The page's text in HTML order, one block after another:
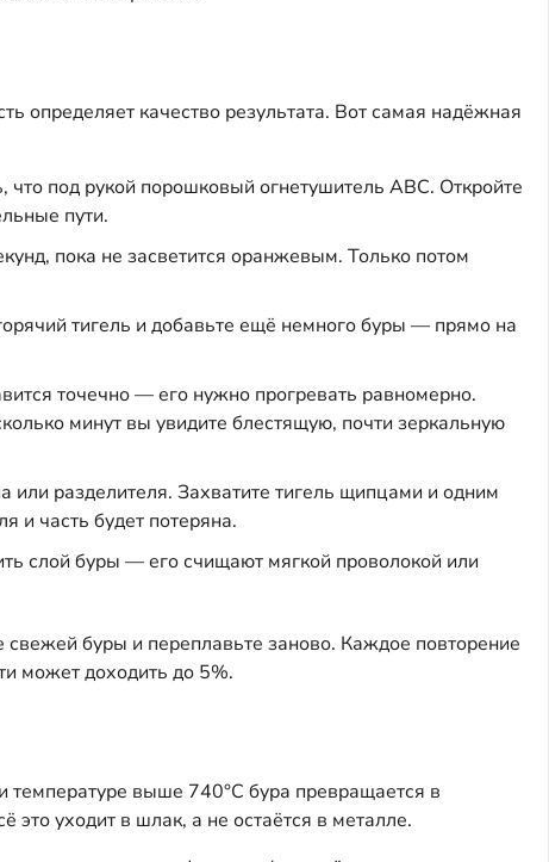
определяет качество результата. Вот самая надёжная
под рукой порошковый огнетушитель ABC. Откройте
пути.
пока не засветится оранжевым. Только потом
тигель и добавьте ещё немного буры — прямо на
точечно — его нужно прогревать равномерно.
минут вы увидите блестящую, почти зеркальную
разделителя. Захватите тигель щипцами и одним
и часть будет потеряна.
слой буры — его счищают мягкой проволокой или
свежей буры и переплавьте заново. Каждое повторение
может доходить до 5%.
температуре выше 740°C бура превращается в
уходит в шлак, а не остаётся в металле.